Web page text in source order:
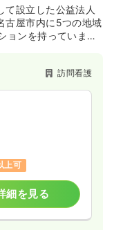
て設立した公益法人
古屋市内に5つの地域
ョンを持っていま
訪問看護
上可
細を見る